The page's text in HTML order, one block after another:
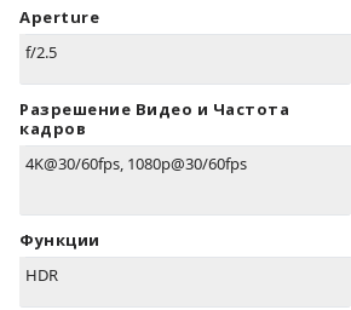
Aperture
f/2.5
Разрешение Видео и Частота
кадров
4K@30/60fps, 1080p@30/60fps
Функции
HDR